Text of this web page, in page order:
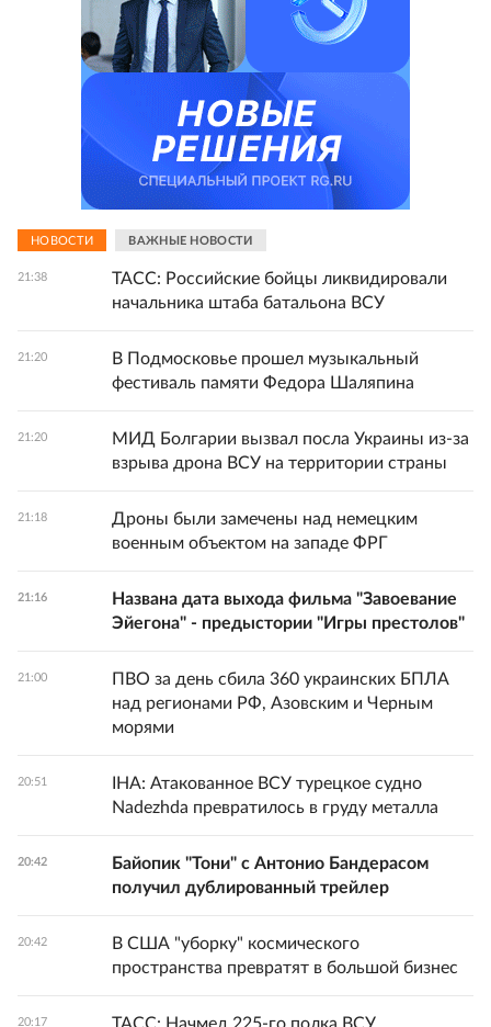
НОВОСТИ ВАЖНЫЕ НОВОСТИ
21:38
ТАСС: Российские бойцы ликвидировали
начальника штаба батальона ВСУ
21:20
В Подмосковье прошел музыкальный
фестиваль памяти Федора Шаляпина
21:20
МИД Болгарии вызвал посла Украины из-за
взрыва дрона ВСУ на территории страны
21:18
Дроны были замечены над немецким
военным объектом на западе ФРГ
21:16
Названа дата выхода фильма "Завоевание
Эйегона" - предыстории "Игры престолов"
21:00
ПВО за день сбила 360 украинских БПЛА
над регионами РФ, Азовским и Черным
морями
20:51
IHA: Атакованное ВСУ турецкое судно
Nadezhda превратилось в груду металла
20:42
Байопик "Тони" с Антонио Бандерасом
получил дублированный трейлер
20:42
В США "уборку" космического
пространства превратят в большой бизнес
20:17